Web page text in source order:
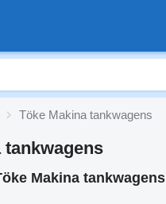
Töke Makina tankwagens
tankwagens
Makina tankwagens